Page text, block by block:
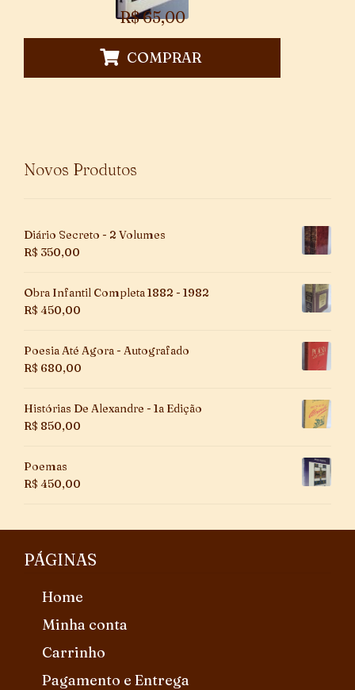
R$65,00
COMPRAR
Novos Produtos
Diário Secreto - 2 Volumes
R$ 350,00
Obra Infantil Completa 1882 - 1982
R$ 450,00
Poesia Até Agora - Autografado
R$ 680,00
Histórias De Alexandre - 1a Edição
R$ 850,00
Poemas
R$ 450,00
PÁGINAS
Home
Minha conta
Carrinho
Pagamento e Entrega